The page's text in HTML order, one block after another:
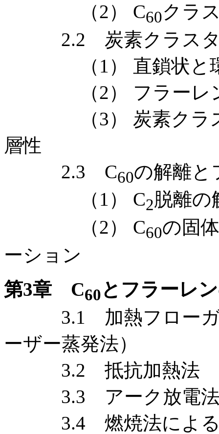
（2） C60クラ
2.2 炭素クラスタ
（1） 直鎖状と環
（2） フラーレン
（3） 炭素クラス
層性
2.3 C60の解離と
（1） C2脱離の
（2） C60の固
ーション
第3章 C60とフラーレ
3.1 加熱フローガス
ーザー蒸発法）
3.2 抵抗加熱法
3.3 アーク放電
3.4 燃焼法による